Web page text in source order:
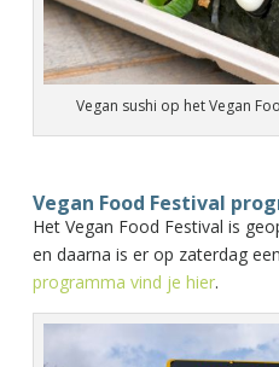
Vegan sushi op het Vegan
Vegan Food Festival
Het Vegan Food Festival is
en daarna is er op zaterdag
programma vind je hier.